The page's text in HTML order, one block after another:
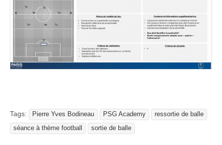
Tags: Pierre Yves Bodineau PSG Academy
ressortie de balle
séance à thème football
sortie de balle